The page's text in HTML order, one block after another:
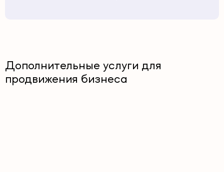
Дополнительные услуги для
продвижения бизнеса